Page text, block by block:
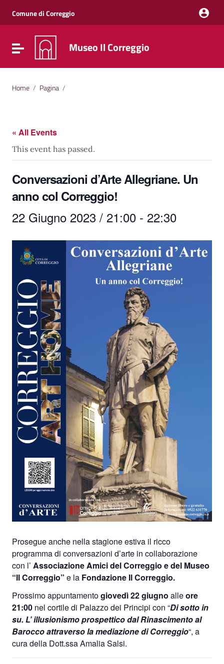
Vai al menu di navigazione
Vai al footer
Comune di Correggio
Attiva / disattiva la navigazione
Museo Il Correggio
Home / Pagina /
« All Events
This event has passed.
Conversazioni d’Arte Allegriane. Un
anno col Correggio!
22 Giugno 2023 / 21:00 - 22:30
Prosegue anche nella stagione estiva il ricco
programma di conversazioni d’arte in collaborazione
con l’ Associazione Amici del Correggio e del Museo
“Il Correggio” e la Fondazione Il Correggio.
Prossimo appuntamentogiovedì 22 giugno alleore
21:00 nel cortile di Palazzo dei Principi con “Di sotto in
su. L’ illusionismo prospettico dal Rinascimento al
Barocco attraverso la mediazione di Correggio“, a
cura della Dott.ssa Amalia Salsi.